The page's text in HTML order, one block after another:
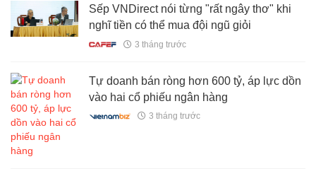
Sếp VNDirect nói từng "rất ngây thơ" khi
nghĩ tiền có thể mua đội ngũ giỏi
3 tháng trước
Tự doanh bán ròng hơn 600 tỷ, áp lực dồn
vào hai cổ phiếu ngân hàng
3 tháng trước